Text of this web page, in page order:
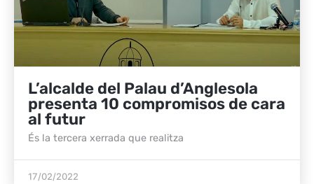
L’alcalde del Palau d’Anglesola
presenta 10 compromisos de cara
al futur
És la tercera xerrada que realitza
17/02/2022